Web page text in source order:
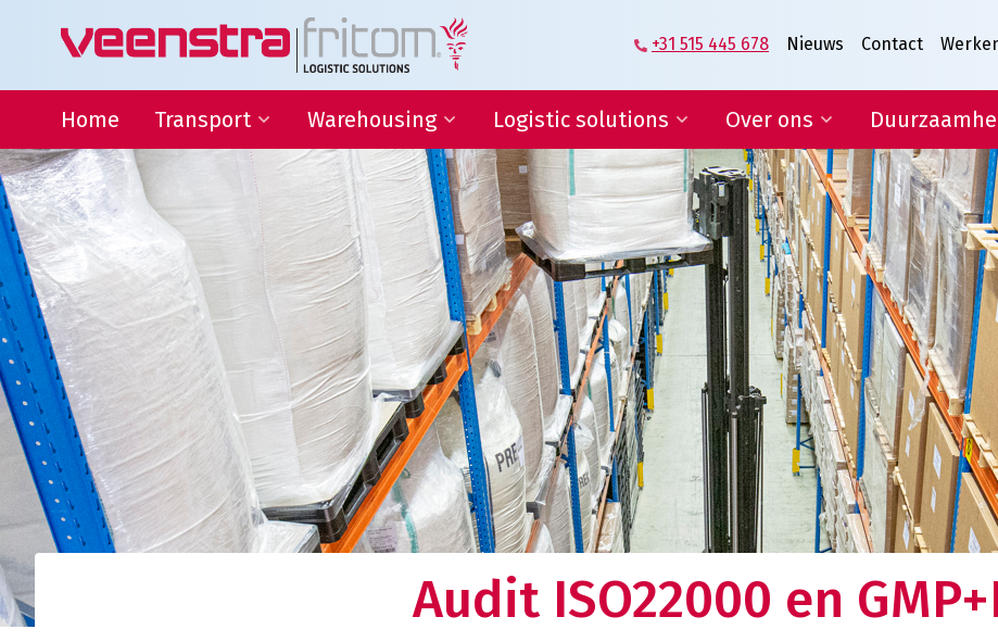
+31 515 445 678 Nieuws Contact
Home Transport
Binnenlandse distributie
Internationaal transport
Transport Frankrijk
Transport Duitsland
Forwarding
Afwijkende maten transport
Transport gevaarlijke stoffen
Thermo transport
Warehousing
Warehousing
Locatie Heeg
Locatie Deventer
Logistic solutions
Supplier logistics
Logistics engineering
E-fulfilment
IT-diensten en rapportages
Logistic solutions
Geen omkijken meer naar uw logistieke keten. Dat
wilt u toch ook?
Over ons
Het verhaal van
Veenstra|Fritom
Wat ons beweegt
Vacatures
Lean & Green
Certificeringen
Condities
Over ons
Weten wat ons drijft en nieuwsgierig
verhaal?
Audit ISO22000 en